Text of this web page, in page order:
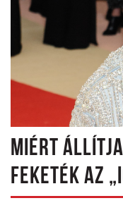
MIÉRT
FEKETÉK AZ